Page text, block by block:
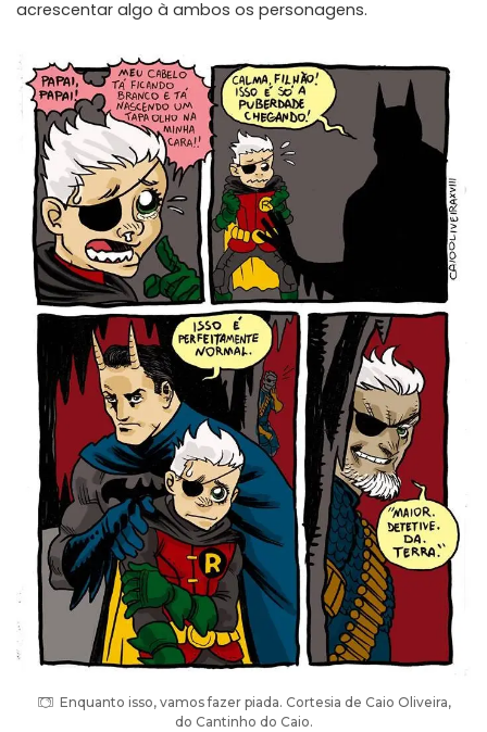
acrescentar algo à ambos os personagens.
Enquanto isso, vamos fazer piada. Cortesia de Caio Oliveira,
do Cantinho do Caio.